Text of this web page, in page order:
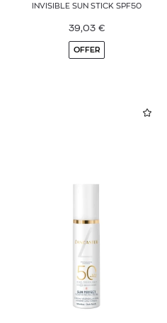
INVISIBLE SUN STICK SPF50
39,03 €
OFFER